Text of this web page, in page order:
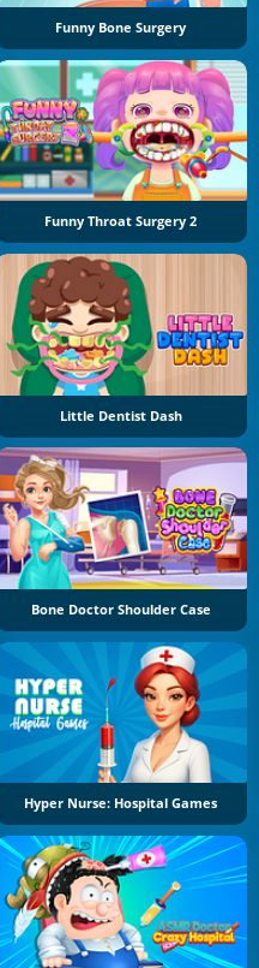
Funny Bone Surgery
Funny Throat Surgery 2
Little Dentist Dash
Bone Doctor Shoulder Case
Hyper Nurse: Hospital Games